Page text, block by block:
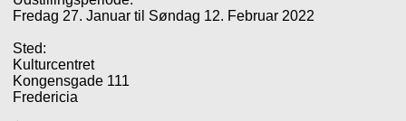
Fredag 27. Januar til Søndag 12. Februar 2022
Sted:
Kulturcentret
Kongensgade 111
Fredericia